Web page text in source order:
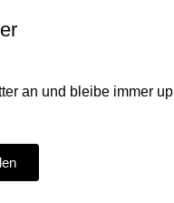
an und bleibe immer up